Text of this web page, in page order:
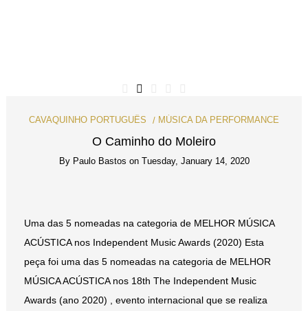
CAVAQUINHO PORTUGUÊS MÚSICA DA PERFORMANCE
O Caminho do Moleiro
By Paulo Bastos on Tuesday, January 14, 2020
Uma das 5 nomeadas na categoria de MELHOR MÚSICA
ACÚSTICA nos Independent Music Awards (2020) Esta
peça foi uma das 5 nomeadas na categoria de MELHOR
MÚSICA ACÚSTICA nos 18th The Independent Music
Awards (ano 2020) , evento internacional que se realiza